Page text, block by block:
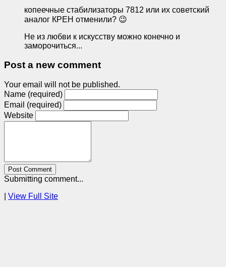
копеечные стабилизаторы 7812 или их советский
аналог КРЕН отменили? 😉
Не из любви к искусству можно конечно и
заморочиться...
Post a new comment
Your email will not be published.
Name (required)
Email (required)
Website
Post Comment
Submitting comment...
View Full Site